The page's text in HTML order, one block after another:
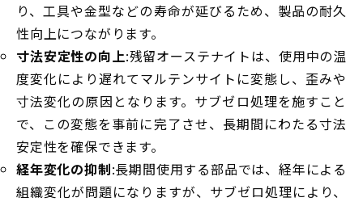
り、工具や金型などの寿命が延びるため、製品の耐久
性向上につながります。
寸法安定性の向上:残留オーステナイトは、使用中の温
度変化により遅れてマルテンサイトに変態し、歪みや
寸法変化の原因となります。サブゼロ処理を施すこと
で、この変態を事前に完了させ、長期間にわたる寸法
安定性を確保できます。
経年変化の抑制:長期間使用する部品では、経年による
組織変化が問題になりますが、サブゼロ処理により、